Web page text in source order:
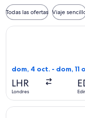
Todas las ofertas Viaje
dom, 4 oct. - dom, 11
LHR
Londres
Seleccionar vuelo de
Seleccionar vuelo de